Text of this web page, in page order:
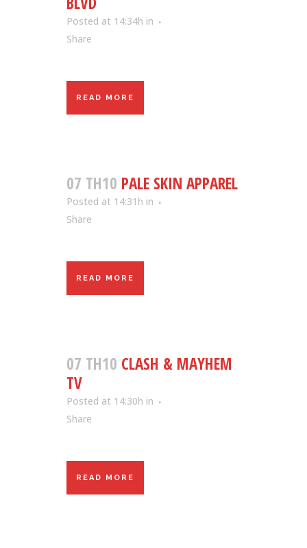
Posted at 14:34h in
Share
READ MORE
07 TH10 PALE SKIN APPAREL
Posted at 14:31h in
Share
READ MORE
07 TH10 CLASH & MAYHEM
TV
Posted at 14:30h in
Share
READ MORE